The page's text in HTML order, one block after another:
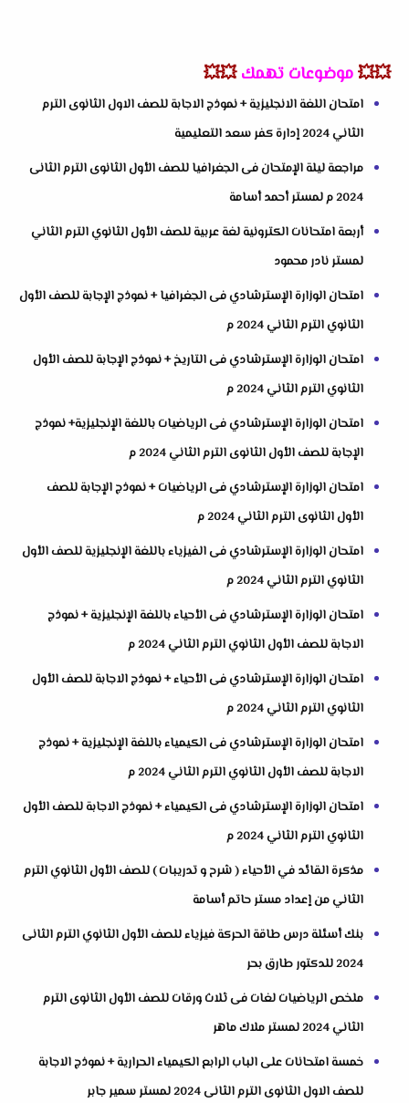
💥💥موضوعات تهمك 💥💥
امتحان اللغة الانجليزية + نموذج الاجابة للصف الاول الثانوى الترم
الثاني 2024 إدارة كفر سعد التعليمية
مراجعة ليلة الإمتحان فى الجغرافيا للصف الأول الثانوى الترم الثانى
2024 م لمستر أحمد أسامة
أربعة امتحانات الكترونية لغة عربية للصف الأول الثانوي الترم الثاني
لمستر نادر محمود
امتحان الوزارة الإسترشادي فى الجغرافيا + نموذج الإجابة للصف الأول
الثانوي الترم الثاني 2024 م
امتحان الوزارة الإسترشادي فى التاريخ + نموذج الإجابة للصف الأول
الثانوي الترم الثاني 2024 م
امتحان الوزارة الإسترشادي فى الرياضيات باللغة الإنجليزية+ نموذج
الإجابة للصف الأول الثانوى الترم الثاني 2024 م
امتحان الوزارة الإسترشادي فى الرياضيات + نموذج الإجابة للصف
الأول الثانوى الترم الثاني 2024 م
امتحان الوزارة الإسترشادي فى الفيزياء باللغة الإنجليزية للصف الأول
الثانوي الترم الثاني 2024 م
امتحان الوزارة الإسترشادي فى الأحياء باللغة الإنجليزية + نموذج
الاجابة للصف الأول الثانوي الترم الثاني 2024 م
امتحان الوزارة الإسترشادي فى الأحياء + نموذج الاجابة للصف الأول
الثانوي الترم الثاني 2024 م
امتحان الوزارة الإسترشادي فى الكيمياء باللغة الإنجليزية + نموذج
الاجابة للصف الأول الثانوي الترم الثاني 2024 م
امتحان الوزارة الإسترشادي فى الكيمياء + نموذج الاجابة للصف الأول
الثانوي الترم الثاني 2024 م
مذكرة القائد في الأحياء ( شرح و تدريبات ) للصف الأول الثانوي الترم
الثاني من إعداد مستر حاتم أسامة
بنك أسئلة درس طاقة الحركة فيزياء للصف الأول الثانوي الترم الثانى
2024 للدكتور طارق بحر
ملخص الرياضيات لغات فى ثلاث ورقات للصف الأول الثانوى الترم
الثاني 2024 لمستر ملاك ماهر
خمسة امتحانات على الباب الرابع الكيمياء الحرارية + نموذج الاجابة
للصف الاول الثانوى الترم الثانى 2024 لمستر سمير جابر